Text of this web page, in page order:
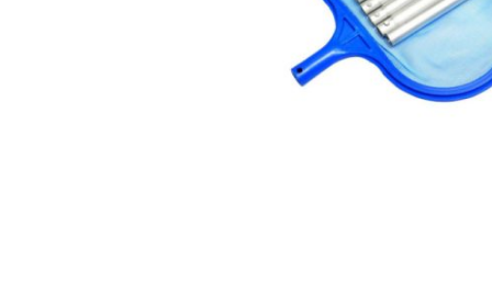
AKCIJA! Pločasti
materijali